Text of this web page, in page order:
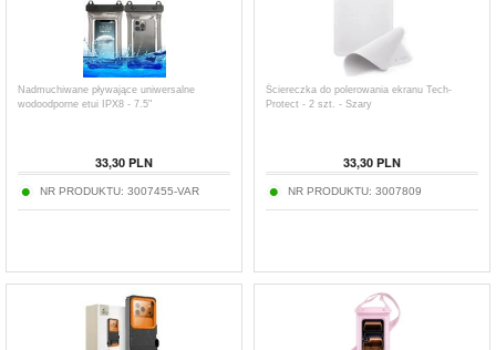
Nadmuchiwane pływające uniwersalne
wodoodporne etui IPX8 - 7.5"
33,30 PLN
NR PRODUKTU: 3007455-VAR
Ściereczka do polerowania ekranu Tech-
Protect - 2 szt. - Szary
33,30 PLN
NR PRODUKTU: 3007809